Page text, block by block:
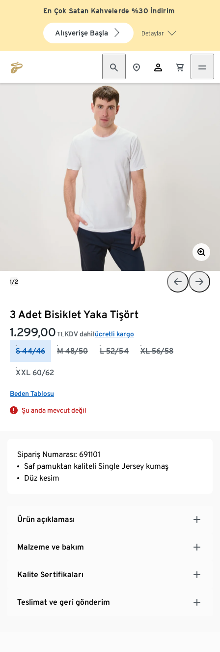
En Çok Satan Kahvelerde %30 İndirim
Alışverişe Başla Detaylar
3 Adet Bisiklet Yaka Tişört
1.299,00 TL KDV dahilücretli kargo
S 44/46 M 48/50 L 52/54 XL 56/58
XXL 60/62
Beden Tablosu
Şu anda mevcut değil
1/2
Sipariş Numarası: 691101
Saf pamuktan kaliteli Single Jersey kumaş
Düz kesim
Ürün açıklaması
Malzeme ve bakım
Kalite Sertifikaları
Teslimat ve geri gönderim